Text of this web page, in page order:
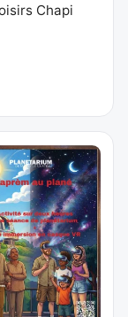
Chapi